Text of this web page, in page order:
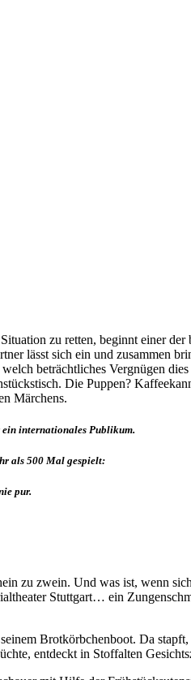
zu retten, beginnt einer der
lässt sich ein und zusammen
beträchtliches Vergnügen
Die Puppen?
Märchens.
internationales Publikum.
als 500 Mal gespielt:
pur.
zu zwein. Und was ist, wenn
Stuttgart… ein
Brotkörbchenboot. Da
entdeckt in Stoffalten